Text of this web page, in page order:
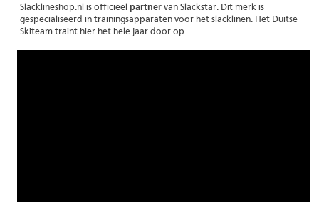
Slacklineshop.nl is officieelpartner van Slackstar. Dit merk is
gespecialiseerd in trainingsapparaten voor het slacklinen. Het Duitse
Skiteam traint hier het hele jaar door op.